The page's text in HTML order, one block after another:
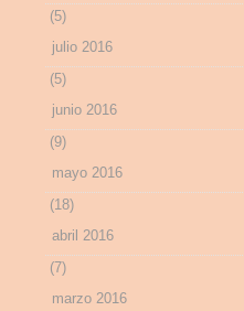
(5)
julio 2016
(5)
junio 2016
(9)
mayo 2016
(18)
abril 2016
(7)
marzo 2016